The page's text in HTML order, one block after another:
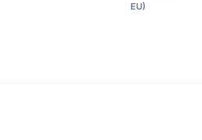
EU)